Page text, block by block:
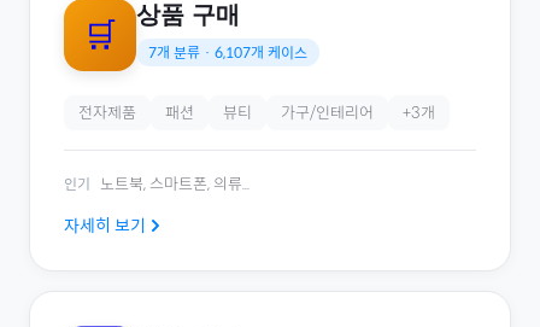
🛒 상품 구매
7개 분류 · 6,107개 케이스
전자제품 패션 뷰티 가구/인테리어 +3개
인기 노트북, 스마트폰, 의류...
자세히 보기